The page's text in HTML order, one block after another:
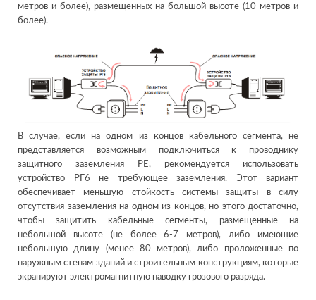
метров и более), размещенных на большой высоте (10 метров и
более).
В случае, если на одном из концов кабельного сегмента, не
представляется возможным подключиться к проводнику
защитного заземления РЕ, рекомендуется использовать
устройство РГ6 не требующее заземления. Этот вариант
обеспечивает меньшую стойкость системы защиты в силу
отсутствия заземления на одном из концов, но этого достаточно,
чтобы защитить кабельные сегменты, размещенные на
небольшой высоте (не более 6-7 метров), либо имеющие
небольшую длину (менее 80 метров), либо проложенные по
наружным стенам зданий и строительным конструкциям, которые
экранируют электромагнитную наводку грозового разряда.